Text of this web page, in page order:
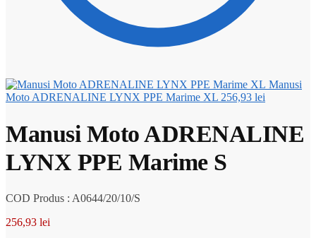
Manusi
Moto ADRENALINE LYNX PPE Marime XL 256,93 lei
Manusi Moto ADRENALINE
LYNX PPE Marime S
COD Produs : A0644/20/10/S
256,93 lei